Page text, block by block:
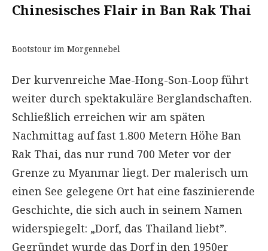
Chinesisches Flair in Ban Rak Thai
Bootstour im Morgennebel
Der kurvenreiche Mae-Hong-Son-Loop führt
weiter durch spektakuläre Berglandschaften.
Schließlich erreichen wir am späten
Nachmittag auf fast 1.800 Metern Höhe Ban
Rak Thai, das nur rund 700 Meter vor der
Grenze zu Myanmar liegt. Der malerisch um
einen See gelegene Ort hat eine faszinierende
Geschichte, die sich auch in seinem Namen
widerspiegelt: „Dorf, das Thailand liebt”.
Gegründet wurde das Dorf in den 1950er